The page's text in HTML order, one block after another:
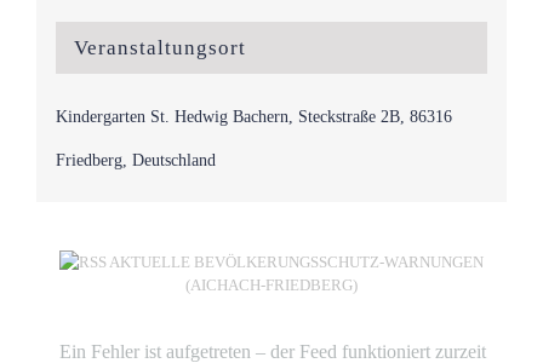
Veranstaltungsort
Kindergarten St. Hedwig Bachern, Steckstraße 2B, 86316
Friedberg, Deutschland
AKTUELLE BEVÖLKERUNGSSCHUTZ-WARNUNGEN
(AICHACH-FRIEDBERG)
Ein Fehler ist aufgetreten – der Feed funktioniert zurzeit